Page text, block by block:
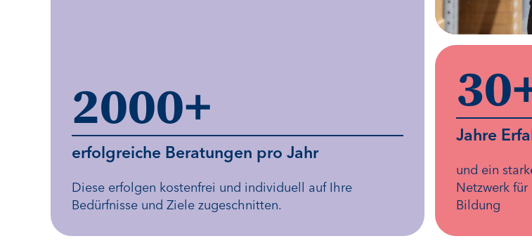
2000+
erfolgreiche Beratungen pro Jahr
Diese erfolgen kostenfrei und individuell auf Ihre
Bedürfnisse und Ziele zugeschnitten.
30
Jahre
und ein
Netzwerk für
Bildung